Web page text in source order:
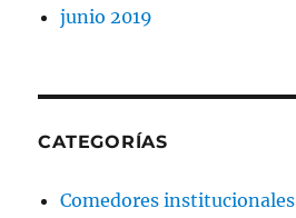
junio 2019
CATEGORÍAS
Comedores institucionales